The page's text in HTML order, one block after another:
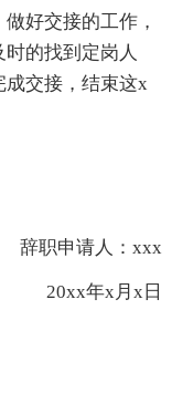
好交接的工作，
的找到定岗人
成交接，结束这x
职申请人：xxx
20xx年x月x日